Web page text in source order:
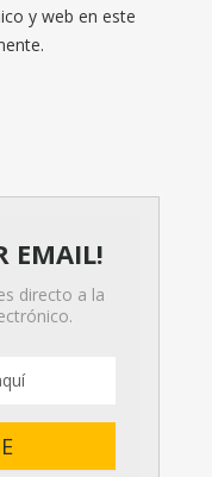
y web en este
EMAIL!
directo a la